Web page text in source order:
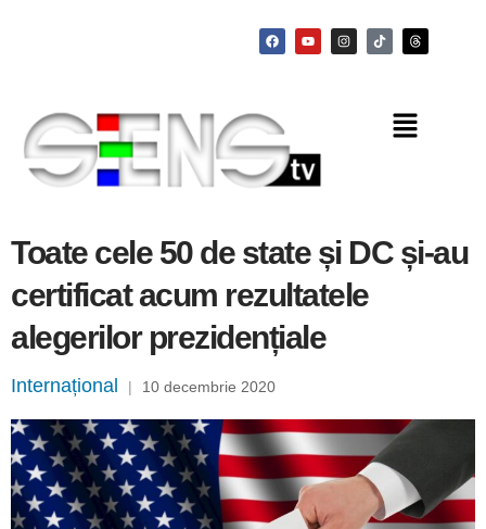
Toate cele 50 de state și DC și-au
certificat acum rezultatele
alegerilor prezidențiale
Internațional | 10 decembrie 2020